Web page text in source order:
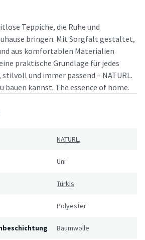
Teppiche, die Ruhe und
bringen. Mit Sorgfalt gestaltet,
aus komfortablen Materialien
praktische Grundlage für jedes
und immer passend – NATURL.
bauen kannst. The essence of home.
NATURL.
Uni
Türkis
Polyester
Baumwolle